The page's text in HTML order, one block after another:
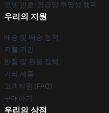
모델 번호: 공급망 투명성 행위
우리의 지원
배송 및 배송 정책
지불 기간
반품 및 환불 정책
기타 제품
고객지원 (FAQ)
구매하기
우리의 상점